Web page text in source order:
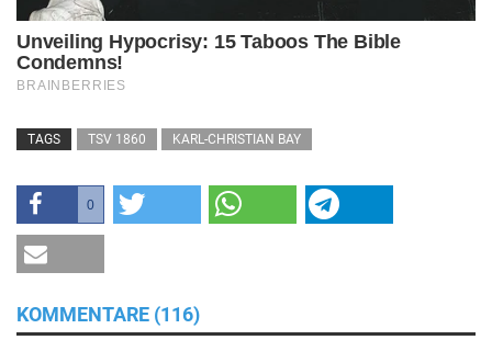
TAGS TSV 1860 KARL-CHRISTIAN BAY
0
KOMMENTARE (116)